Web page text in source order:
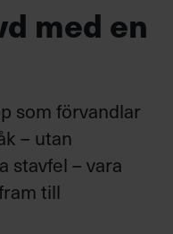
med en
som förvandlar
– utan
stavfel – vara
till